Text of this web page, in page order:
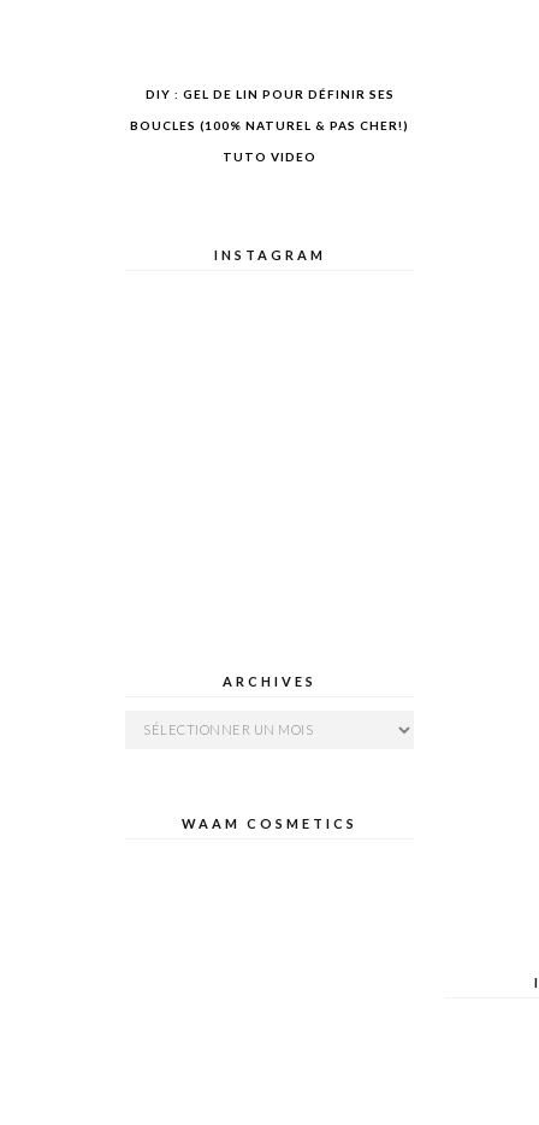
DIY : GEL DE LIN POUR DÉFINIR SES
BOUCLES (100% NATUREL & PAS CHER!)
TUTO VIDEO
INSTAGRAM
ARCHIVES
Archives
WAAM COSMETICS